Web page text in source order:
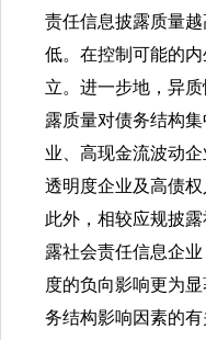
责任信息披露质量
低。在控制可能的
立。进一步地，异
露质量对债务结构
业、高现金流波动
透明度企业及高债权
此外，相较应规披
露社会责任信息企
度的负向影响更为
务结构影响因素的